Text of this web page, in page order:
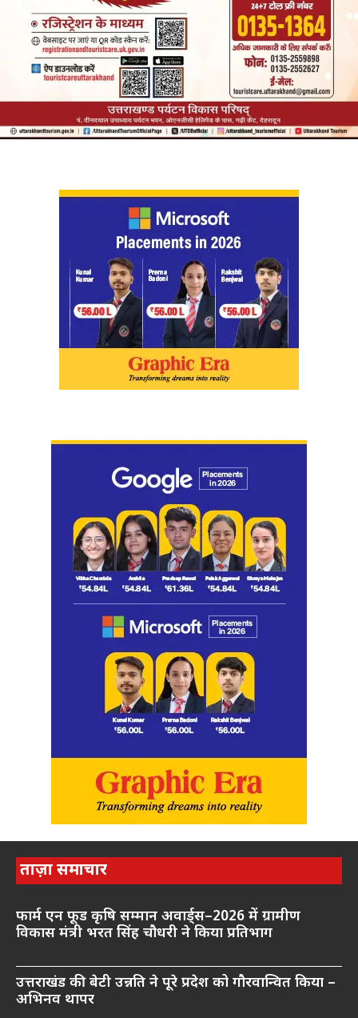
ताज़ा समाचार
फार्म एन फूड कृषि सम्मान अवार्ड्स–2026 में ग्रामीण
विकास मंत्री भरत सिंह चौधरी ने किया प्रतिभाग
उत्तराखंड की बेटी उन्नति ने पूरे प्रदेश को गौरवान्वित किया –
अभिनव थापर